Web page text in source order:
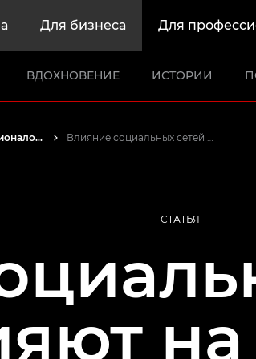
Для бизнеса Для
ВДОХНОВЕНИЕ ИСТОРИИ
Истории от профессионалов: вдохновляющие идеи для печати, а также фото- и видеосъемки Влияние социальных сетей на кинопроизводство
СТАТЬЯ